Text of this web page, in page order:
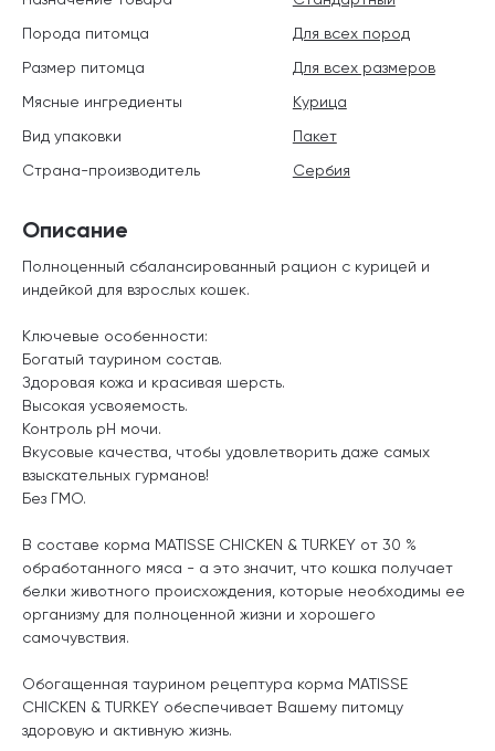
Описание
Полноценный сбалансированный рацион с курицей и
индейкой для взрослых кошек.
Ключевые особенности:
Богатый таурином состав.
Здоровая кожа и красивая шерсть.
Высокая усвояемость.
Контроль pH мочи.
Вкусовые качества, чтобы удовлетворить даже самых
взыскательных гурманов!
Без ГМО.
В составе корма MATISSE CHICKEN & TURKEY от 30 %
обработанного мяса - а это значит, что кошка получает
белки животного происхождения, которые необходимы ее
организму для полноценной жизни и хорошего
самочувствия.
Обогащенная таурином рецептура корма MATISSE
CHICKEN & TURKEY обеспечивает Вашему питомцу
здоровую и активную жизнь.
Порода питомца
Для всех пород
Размер питомца
Для всех размеров
Мясные ингредиенты
Курица
Вид упаковки
Пакет
Страна-производитель
Сербия